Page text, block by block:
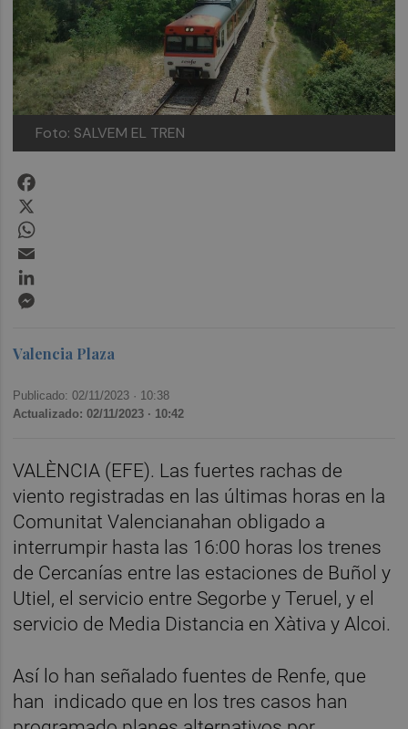
Foto: SALVEM EL TREN
Valencia Plaza
Publicado: 02/11/2023 · 10:38
Actualizado: 02/11/2023 · 10:42
VALÈNCIA (EFE). Las fuertes rachas de
viento registradas en las últimas horas en la
Comunitat Valencianahan obligado a
interrumpir hasta las 16:00 horas los trenes
de Cercanías entre las estaciones de Buñol y
Utiel, el servicio entre Segorbe y Teruel, y el
servicio de Media Distancia en Xàtiva y Alcoi.
Así lo han señalado fuentes de Renfe, que
han indicado que en los tres casos han